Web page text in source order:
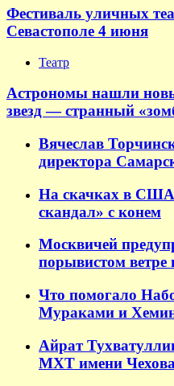
Фестиваль уличных
Севастополе 4 июня
Театр
Астрономы нашли
звезд — странный
Вячеслав
директора
На скачках в США
скандал» с конем
Москвичей
порывистом ветре
Что помогало
Мураками и
Айрат
МХТ имени Чехова